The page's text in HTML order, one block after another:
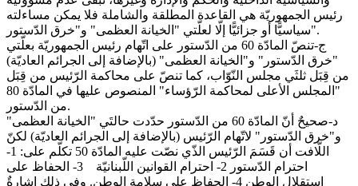
رئيس الجمهوريّة هي القاعدة المطلقة والشاملة فلا يمكن مساءلته
سياسيًّا أو جزائيًّا إلّا لعلّتي "الخيانة العظمى" و"خرق الدّستور".
‌ج-تنصّ المادّة 60 من الدّستور على اتّهام رئيس الجمهوريّة بعلّتي
"خرق الدّستور" و"الخيانة العظمى" (بالإضافة إلى الجرائم العاديّة)
من قِبَل ثلثَي مجلس النّوّاب، كما تنصّ على محاكمة الرّئيس من قِبَل
"المجلس الأعلى لمحاكمة الرّؤساء" المنصوص عليها في المادّة 80
من الدّستور.
‌د-صحيحٌ أنّ المادّة 60 من الدّستور حدّدت حالتَي "الخيانة العظمى"
و"خرق الدّستور" لاتّهام الرّئيس (بالإضافة إلى الجرائم العاديّة) لكنّ
اللّافت أن قَسَمَ الرّئيس الذّي نصّت عليه المادّة 50 تكلّم على: 1-
احترام الدّستور 2- احترام القوانين اللّبنانيّة 3- الحفاظ على
استقلال الوطن 4- الحفاظ على سلامة الوطن. وفي ذلك إشارةٌ